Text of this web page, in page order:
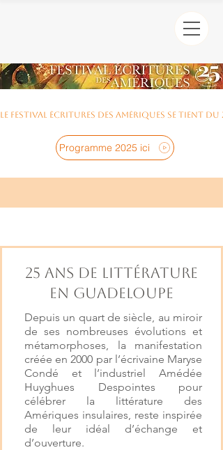
Le Festival Écritures des Amériques se tient du
Programme 2025 ici
25 ANS DE LITTÉRATURE
EN GUADELOUPE
Depuis un quart de siècle, au miroir
de ses nombreuses évolutions et
métamorphoses, la manifestation
créée en 2000 par l’écrivaine Maryse
Condé et l’industriel Amédée
Huyghues Despointes pour
célébrer la littérature des
Amériques insulaires, reste inspirée
de leur idéal d’échange et
d’ouverture.